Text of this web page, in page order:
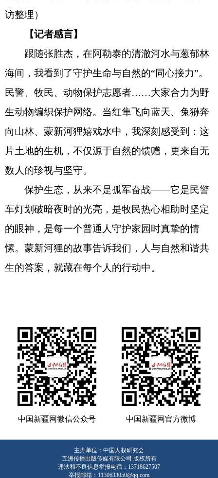
访整理）
【记者感言】
跟随张胜杰，在阿勒泰的清澈河水与葱郁林
海间，我看到了守护生命与自然的“同心接力”。
民警、牧民、动物保护志愿者……大家合力为野
生动物编织保护网络。当红隼飞向蓝天、兔狲奔
向山林、蒙新河狸嬉戏水中，我深刻感受到：这
片土地的生机，不仅源于自然的馈赠，更来自无
数人的珍视与坚守。
保护生态，从来不是孤军奋战——它是民警
车灯划破暗夜时的光亮，是牧民热心相助时坚定
的眼神，是每一个普通人守护家园时真挚的情
愫。蒙新河狸的故事告诉我们，人与自然和谐共
生的答案，就藏在每个人的行动中。
中国新疆网微信公众号 中国新疆网官方微博
主办单位：中国人权研究会
五洲传播出版传媒有限公司 版权所有
违法和不良信息举报电话：13718627507
举报邮箱：1130633050@qq.com